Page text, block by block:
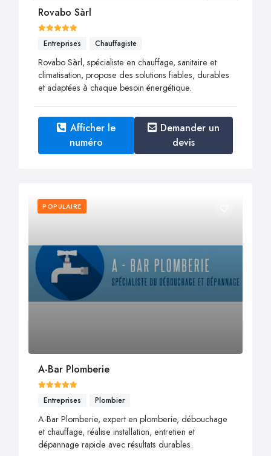
Rovabo Sàrl
Entreprises Chauffagiste
Rovabo Sàrl, spécialiste en chauffage, sanitaire et
climatisation, propose des solutions fiables, durables
et adaptées à chaque besoin énergétique.
Afficher le
numéro
Demander un
devis
POPULAIRE
A-Bar Plomberie
Entreprises Plombier
A-Bar Plomberie, expert en plomberie, débouchage
et chauffage, réalise installation, entretien et
dépannage rapide avec résultats durables.